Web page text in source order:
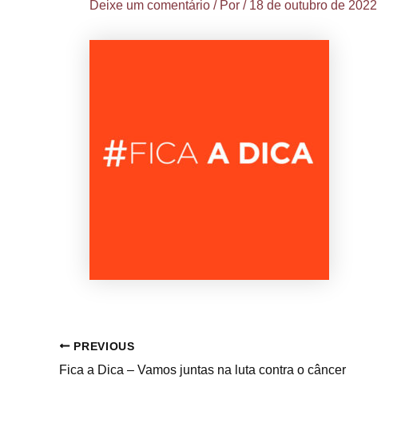
Deixe um comentário / Por / 18 de outubro de 2022
PREVIOUS
Fica a Dica – Vamos juntas na luta contra o câncer